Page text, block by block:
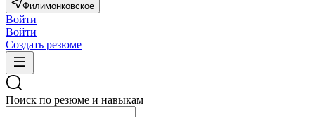
Филимонковское
Войти
Войти
Создать резюме
Поиск по резюме и навыкам